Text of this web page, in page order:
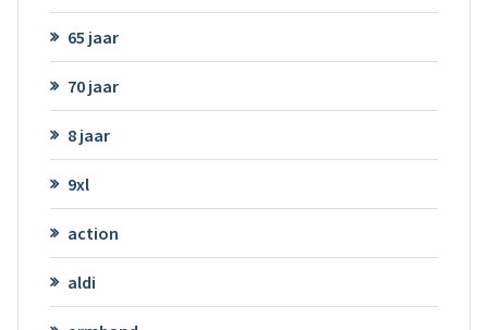
65 jaar
70 jaar
8 jaar
9xl
action
aldi